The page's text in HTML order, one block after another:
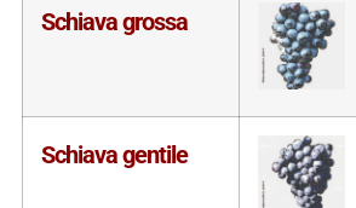
Schiava grossa
Schiava gentile